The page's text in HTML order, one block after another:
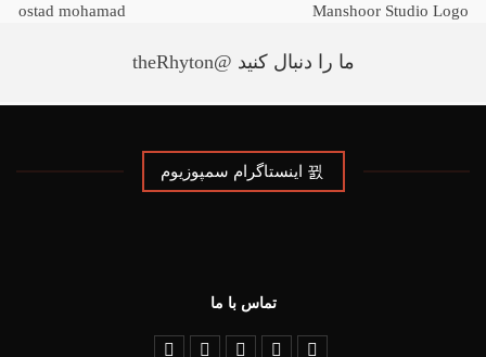
ostad mohamad Manshoor Studio Logo
ما را دنبال کنید @theRhyton
اینستاگرام سمپوزیوم
تماس با ما